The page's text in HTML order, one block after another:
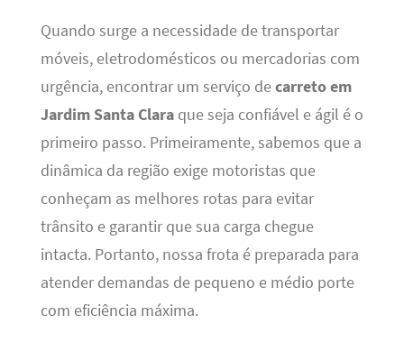
Quando surge a necessidade de transportar
móveis, eletrodomésticos ou mercadorias com
urgência, encontrar um serviço decarreto em
Jardim Santa Claraque seja confiável e ágil é o
primeiro passo. Primeiramente, sabemos que a
dinâmica da região exige motoristas que
conheçam as melhores rotas para evitar
trânsito e garantir que sua carga chegue
intacta. Portanto, nossa frota é preparada para
atender demandas de pequeno e médio porte
com eficiência máxima.